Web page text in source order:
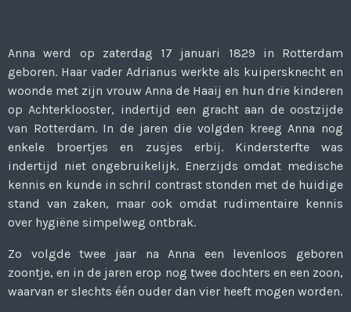
Anna werd op zaterdag 17 januari 1829 in Rotterdam
geboren. Haar vader Adrianus werkte als kuipersknecht en
woonde met zijn vrouw Anna de Haaij en hun drie kinderen
op Achterklooster, indertijd een gracht aan de oostzijde
van Rotterdam. In de jaren die volgden kreeg Anna nog
enkele broertjes en zusjes erbij. Kindersterfte was
indertijd niet ongebruikelijk. Enerzijds omdat medische
kennis en kunde in schril contrast stonden met de huidige
stand van zaken, maar ook omdat rudimentaire kennis
over hygiëne simpelweg ontbrak.
Zo volgde twee jaar na Anna een levenloos geboren
zoontje, en in de jaren erop nog twee dochters en een zoon,
waarvan er slechts één ouder dan vier heeft mogen worden.